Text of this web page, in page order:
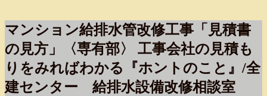
マンション給排水管改修工事「見積書
の見方」〈専有部〉 工事会社の見積も
りをみればわかる『ホントのこと』/全
建センター 給排水設備改修相談室